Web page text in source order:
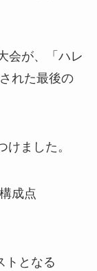
会が、「ハレ
れた最後の
ました。
成点
トとなる